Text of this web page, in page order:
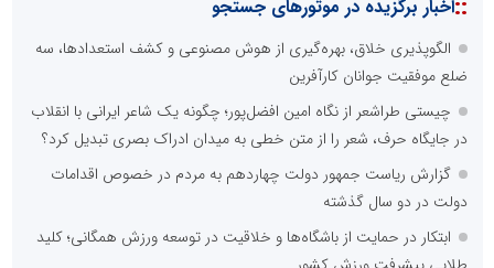
اخبار برگزیده در موتورهای جستجو
الگوپذیری خلاق، بهره‌گیری از هوش مصنوعی و کشف استعدادها، سه
ضلع موفقیت جوانان کارآفرین
چیستی طراشعر از نگاه امین افضل‌پور؛ چگونه یک شاعر ایرانی با انقلاب
در جایگاه حرف، شعر را از متن خطی به میدان ادراک بصری تبدیل کرد؟
گزارش ریاست جمهور دولت چهاردهم به مردم در خصوص اقدامات
دولت در دو سال گذشته
ابتکار در حمایت از باشگاه‌ها و خلاقیت در توسعه ورزش همگانی؛ کلید